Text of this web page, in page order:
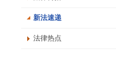
新法速递
法律热点